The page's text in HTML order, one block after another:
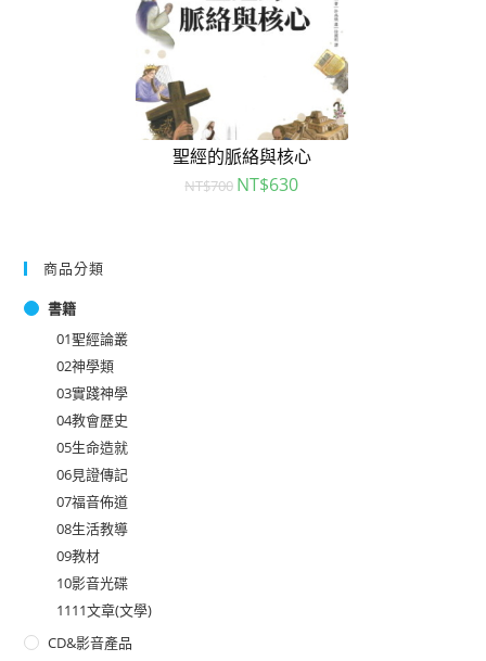
聖經的脈絡與核心
NT$700 NT$630
商品分類
書籍
01聖經論叢
02神學類
03實踐神學
04教會歷史
05生命造就
06見證傳記
07福音佈道
08生活教導
09教材
10影音光碟
1111文章(文學)
CD&影音產品